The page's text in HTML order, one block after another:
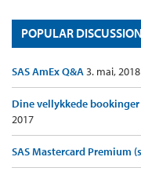
POPULAR
SAS AmEx Q&A3. mai, 2018
Dine vellykkede
2017
SAS Mastercard Premium